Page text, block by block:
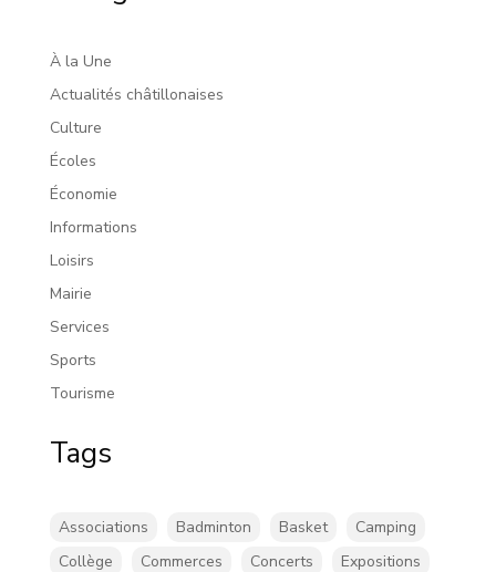
À la Une
Actualités châtillonaises
Culture
Écoles
Économie
Informations
Loisirs
Mairie
Services
Sports
Tourisme
Tags
Associations Badminton Basket
Camping
Collège
Commerces Concerts Expositions